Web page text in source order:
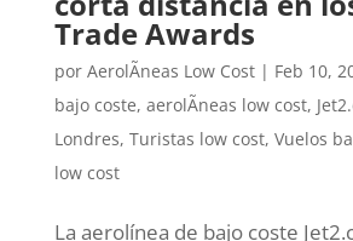
Trade Awards
por AerolÃ­neas Low Cost| Feb 10,
bajo coste, aerolÃ­neas low cost,
Londres, Turistas low cost, Vuelos
low cost
La aerolínea de bajo coste